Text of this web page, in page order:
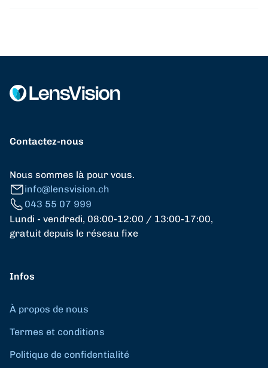
Contactez-nous
Nous sommes là pour vous.
info@lensvision.ch
043 55 07 999
Lundi - vendredi, 08:00-12:00 / 13:00-17:00,
gratuit depuis le réseau fixe
Infos
À propos de nous
Termes et conditions
Politique de confidentialité